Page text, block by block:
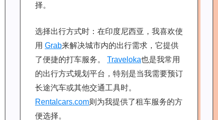
择。
选择出行方式时：在印度尼西亚，我喜欢使
用 Grab来解决城市内的出行需求，它提供
了便捷的打车服务。 Traveloka也是我常用
的出行方式规划平台，特别是当我需要预订
长途汽车或其他交通工具时。
Rentalcars.com则为我提供了租车服务的方
便选择。